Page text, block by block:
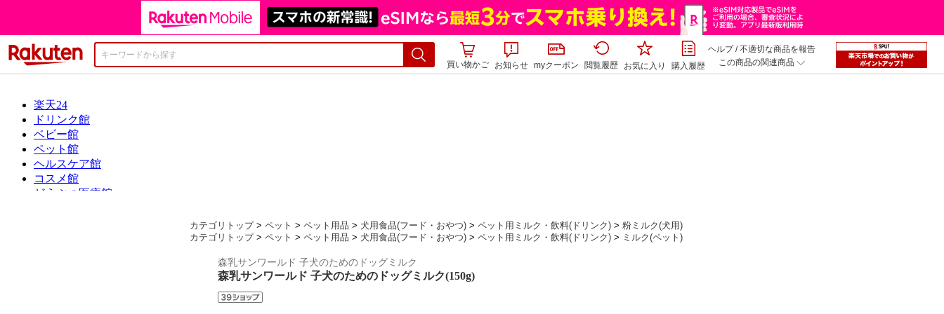
買い物かご
お知らせ myクーポン 閲覧履歴 お気に入り 購入履歴
ヘルプ/不適切な商品を報告
この商品の関連商品
カテゴリトップ> ペット > ペット用品 > 犬用食品(フード・おやつ) > ペット用ミルク・飲料(ドリンク) > 粉ミルク(犬用)
カテゴリトップ> ペット > ペット用品 > 犬用食品(フード・おやつ) > ペット用ミルク・飲料(ドリンク) > ミルク(ペット)
森乳サンワールド 子犬のためのドッグミルク
森乳サンワールド 子犬のためのドッグミルク(150g)